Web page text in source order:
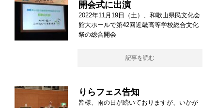
開会式に出演
2022年11月19日（土）、和歌山県民文化会
館大ホールで第42回近畿高等学校総合文化
祭の総合開会
記事を読む
りらフェス告知
皆様、雨の日が続いておりますが、いかが